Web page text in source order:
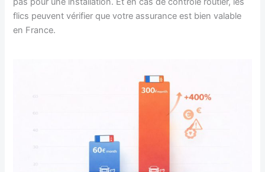
flics peuvent vérifier que votre assurance est bien valable
en France.